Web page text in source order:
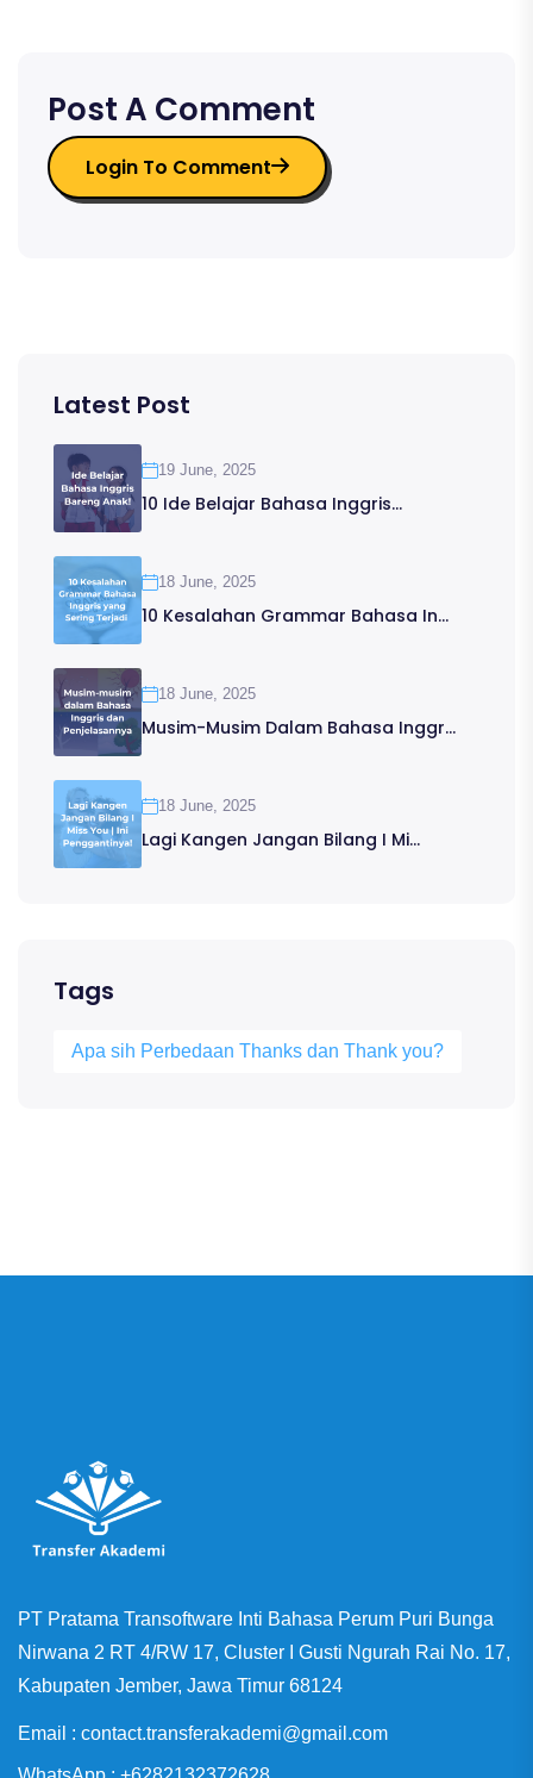
Post A Comment
Login To Comment
Latest Post
19 June, 2025
10 Ide Belajar Bahasa Inggris...
18 June, 2025
10 Kesalahan Grammar Bahasa In...
18 June, 2025
Musim-Musim Dalam Bahasa Inggr...
18 June, 2025
Lagi Kangen Jangan Bilang I Mi...
Tags
Apa sih Perbedaan Thanks dan Thank you?
PT Pratama Transoftware Inti Bahasa Perum Puri Bunga
Nirwana 2 RT 4/RW 17, Cluster I Gusti Ngurah Rai No. 17,
Kabupaten Jember, Jawa Timur 68124
Email : contact.transferakademi@gmail.com